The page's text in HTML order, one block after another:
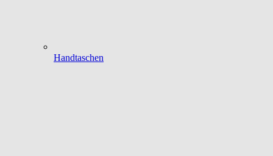
Handtaschen